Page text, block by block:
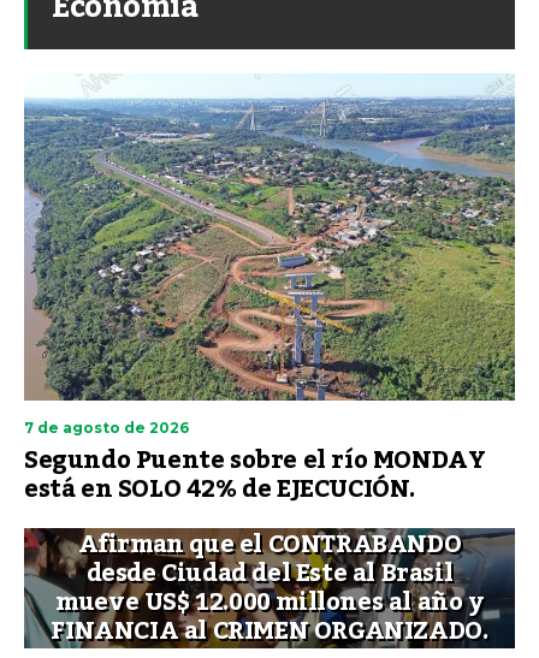
7 de agosto de 2026
Segundo Puente sobre el río MONDAY
está en SOLO 42% de EJECUCIÓN.
Afirman que el CONTRABANDO
desde Ciudad del Este al Brasil
mueve US$ 12.000 millones al año y
FINANCIA al CRIMEN ORGANIZADO.